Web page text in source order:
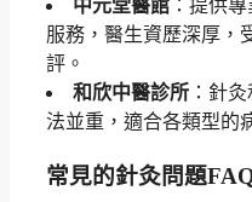
中元堂醫館 ：提供
服務，醫生資歷深厚，
評。
和欣中醫診所 ：針
法並重，適合各類型的
常見的針灸問題